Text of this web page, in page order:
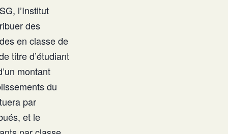
l’Institut
des
en classe de
titre d’étudiant
montant
du
par
et le